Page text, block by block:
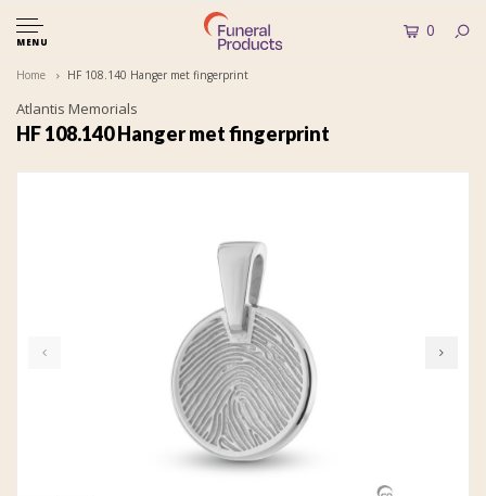
MENU
0
Home HF 108.140 Hanger met fingerprint
Atlantis Memorials
HF 108.140 Hanger met fingerprint